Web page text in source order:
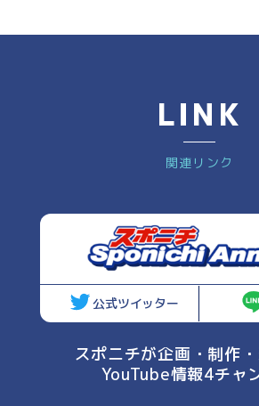
LINK
関連リンク
公式ツイッター
スポニチが企画・制作
YouTube情報4チャ